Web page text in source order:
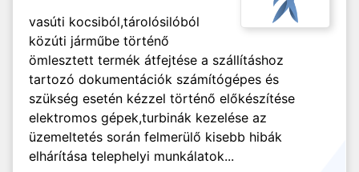
vasúti kocsiból,tárolósilóból
közúti járműbe történő
ömlesztett termék átfejtése a szállításhoz
tartozó dokumentációk számítógépes és
szükség esetén kézzel történő előkészítése
elektromos gépek,turbinák kezelése az
üzemeltetés során felmerülő kisebb hibák
elhárítása telephelyi munkálatok...